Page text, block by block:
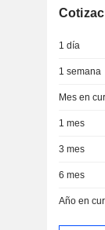
1 día
1 semana
Mes en
1 mes
3 mes
6 mes
Año en